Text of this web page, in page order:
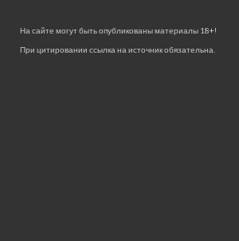
На сайте могут быть опубликованы материалы 18+!
При цитировании ссылка на источник обязательна.